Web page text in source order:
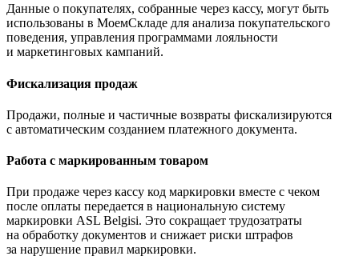
Данные о покупателях, собранные через кассу, могут быть
использованы в МоемСкладе для анализа покупательского
поведения, управления программами лояльности
и маркетинговых кампаний.
Фискализация продаж
Продажи, полные и частичные возвраты фискализируются
с автоматическим созданием платежного документа.
Работа с маркированным товаром
При продаже через кассу код маркировки вместе с чеком
после оплаты передается в национальную систему
маркировки ASL Belgisi. Это сокращает трудозатраты
на обработку документов и снижает риски штрафов
за нарушение правил маркировки.